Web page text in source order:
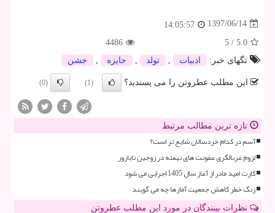
1397/06/14
14:05:57
5.0
/
5
4486
تگهای خبر:
ادبیات تولد جایزه جشن
این مطلب عطروتن را می پسندید؟ (1)
(0)
تازه ترین مطالب مرتبط
آسم در کدام خردسالان شایع تر است؟
لزوم غربالگری عفونت های نهفته در زوجین نابارور
کارت امید مادر از آغاز سال 1405 اجرایی می شود
زنگ خطر کاهش جمعیت آمارها چه می گویند
نظرات بینندگان در مورد این مطلب عطروتن